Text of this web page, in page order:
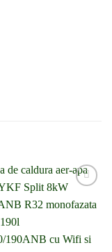
lista de